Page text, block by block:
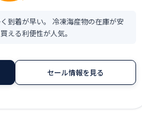
到着が早い。 冷凍海産物の在庫が安
える利便性が人気。
セール情報を見る